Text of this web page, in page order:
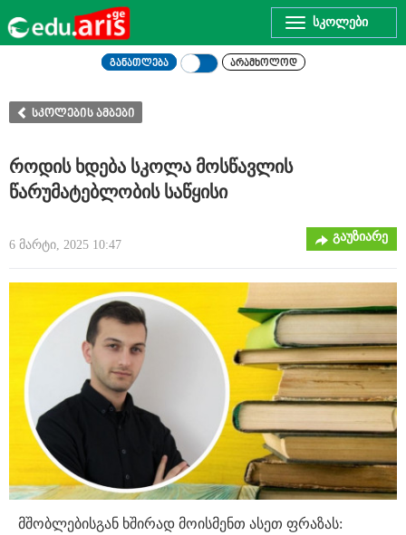
Toggle
navigation
განათლება არამხოლოდ
სკოლების ამბები
როდის ხდება სკოლა მოსწავლის
წარუმატებლობის საწყისი
6 მარტი, 2025 10:47
გაუზიარე
მშობლებისგან ხშირად მოისმენთ ასეთ ფრაზას: